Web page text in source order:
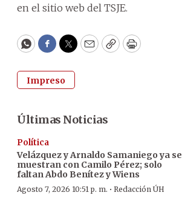
en el sitio web del TSJE.
WhatsApp
Facebook
Twitter
EmailCopyPrint
Impreso
Últimas Noticias
Política
Velázquez y Arnaldo Samaniego ya se
muestran con Camilo Pérez; solo
faltan Abdo Benítez y Wiens
Agosto 7, 2026 10:51 p. m. · Redacción ÚH